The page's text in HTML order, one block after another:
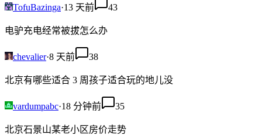
TofuBazinga·13 天前 43
电驴充电经常被拔怎么办
chevalier·8 天前 38
北京有哪些适合 3 周孩子适合玩的地儿没
vardumpabc·18 分钟前 35
北京石景山某老小区房价走势